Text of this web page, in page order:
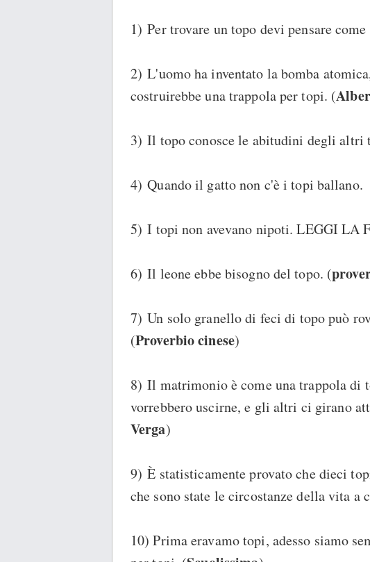
1) Per trovare un topo devi pensare
2) L'uomo ha inventato la bomba
costruirebbe una trappola per topi. (
3) Il topo conosce le abitudini degli altri
4) Quando il gatto non c'è i topi ballano.
5) I topi non avevano nipoti. LEGGI LA
6) Il leone ebbe bisogno del topo. (
7) Un solo granello di feci di topo può
(Proverbio cinese)
8) Il matrimonio è come una trappola di
vorrebbero uscirne, e gli altri ci girano
Verga)
9) È statisticamente provato che dieci
che sono state le circostanze della vita
10) Prima eravamo topi, adesso siamo